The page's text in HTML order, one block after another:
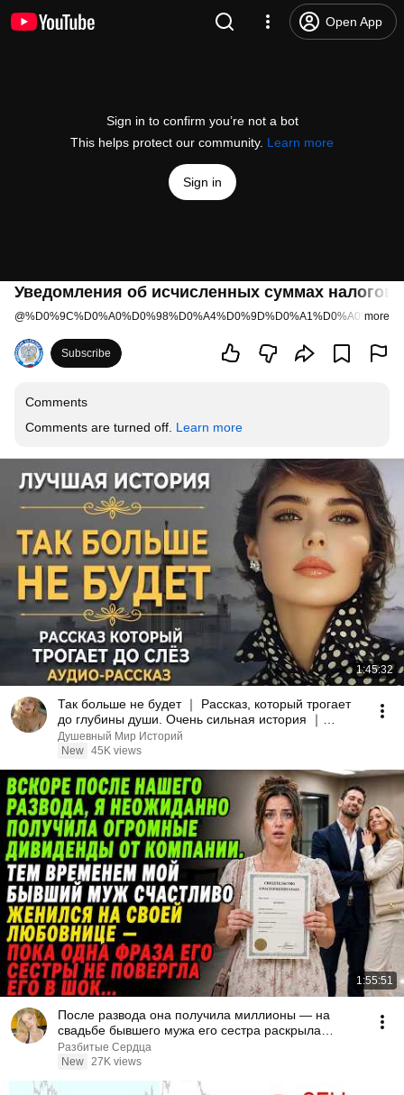
Open App
Sign in to confirm you’re not a bot
This helps protect our community. Learn more
Sign in
Уведомления об исчисленных суммах
@ more
Subscribe
Comments
Comments are turned off. Learn more
1:45:32
Так больше не будет ｜ Рассказ, который трогает
до глубины души. Очень сильная история ｜
Аудиорассказ
Душевный Мир Историй
New 45K views
1:55:51
После развода она получила миллионы — на
свадьбе бывшего мужа его сестра раскрыла
правду
Разбитые Сердца
New 27K views